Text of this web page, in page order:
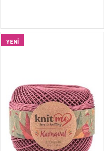
YENI